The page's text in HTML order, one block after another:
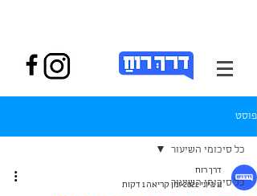
פוסט
כל סיכומי השיעור
כל סיכומי השיעור
דרך רוח
11 ביוני 2022
זמן קריאה 1 דקות